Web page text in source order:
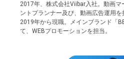
2017年、株式会社Viibar入社。動画マ
ントプランナー及び、動画広告運用を
2019年から現職。メインブランド「
て、WEBプロモーションを担当。